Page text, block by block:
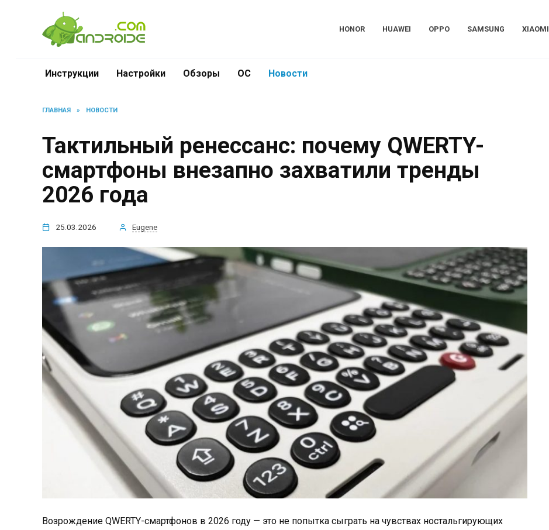
содержанию
HONOR HUAWEI OPPO SAMSUNG XIAOMI
Инструкции Настройки Обзоры ОС Новости
ГЛАВНАЯ » НОВОСТИ
Тактильный ренессанс: почему QWERTY-
смартфоны внезапно захватили тренды
2026 года
25.03.2026 Eugene
Возрождение QWERTY-смартфонов в 2026 году — это не попытка сыграть на чувствах ностальгирующих